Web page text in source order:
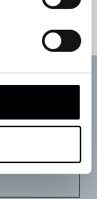
zakupy
i